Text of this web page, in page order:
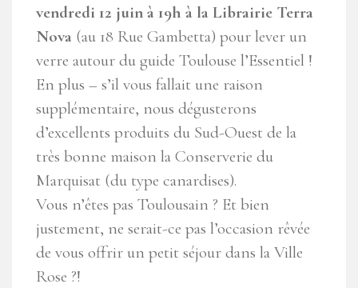
vendredi 12 juin à 19h à la Librairie Terra
Nova (au 18 Rue Gambetta) pour lever un
verre autour du guide Toulouse l’Essentiel !
En plus – s’il vous fallait une raison
supplémentaire, nous dégusterons
d’excellents produits du Sud-Ouest de la
très bonne maison la Conserverie du
Marquisat (du type canardises).
Vous n’êtes pas Toulousain ? Et bien
justement, ne serait-ce pas l’occasion rêvée
de vous offrir un petit séjour dans la Ville
Rose ?!